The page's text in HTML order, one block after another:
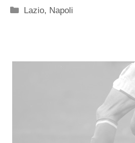
Categorie
Lazio, Napoli